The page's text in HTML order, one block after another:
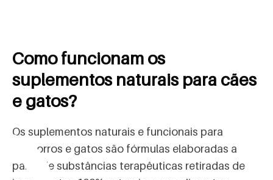
Como funcionam os
suplementos naturais para cães
e gatos?
Os suplementos naturais e funcionais para
cachorros e gatos são fórmulas elaboradas a
partir de substâncias terapêuticas retiradas de